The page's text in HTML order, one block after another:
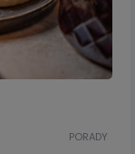
PORADY